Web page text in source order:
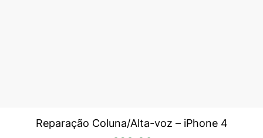
Reparação Coluna/Alta-voz – iPhone 4